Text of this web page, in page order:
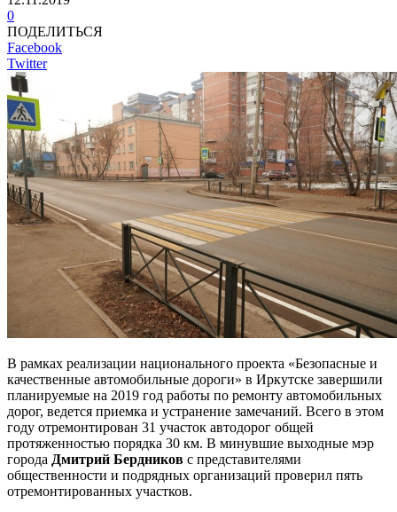
0
ПОДЕЛИТЬСЯ
Facebook
Twitter
В рамках реализации национального проекта «Безопасные и
качественные автомобильные дороги» в Иркутске завершили
планируемые на 2019 год работы по ремонту автомобильных
дорог, ведется приемка и устранение замечаний. Всего в этом
году отремонтирован 31 участок автодорог общей
протяженностью порядка 30 км. В минувшие выходные мэр
города Дмитрий Бердников с представителями
общественности и подрядных организаций проверил пять
отремонтированных участков.